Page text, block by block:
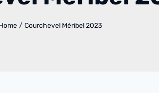
/ Courchevel Méribel 2023